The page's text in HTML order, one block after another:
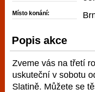
Místo konání:
Popis akce
Zveme vás na třetí
uskuteční v sobotu
Slatině. Můžete se
vyzkoušet
metropoli
po moderní
příležitostné